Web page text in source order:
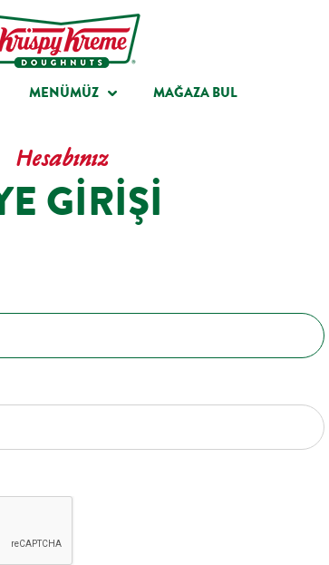
Kurumsal Doğum Günleri
MENÜMÜZ
İçecekler Soğuk İçecekler & Milkshakes
MAĞAZA BUL
Hesabınız
GIRIŞI